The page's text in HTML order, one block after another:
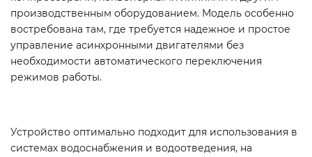
производственным оборудованием. Модель особенно
востребована там, где требуется надежное и простое
управление асинхронными двигателями без
необходимости автоматического переключения
режимов работы.
Устройство оптимально подходит для использования в
системах водоснабжения и водоотведения, на